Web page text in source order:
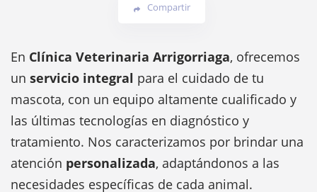
Compartir
En Clínica Veterinaria Arrigorriaga, ofrecemos
un servicio integral para el cuidado de tu
mascota, con un equipo altamente cualificado y
las últimas tecnologías en diagnóstico y
tratamiento. Nos caracterizamos por brindar una
atención personalizada, adaptándonos a las
necesidades específicas de cada animal.